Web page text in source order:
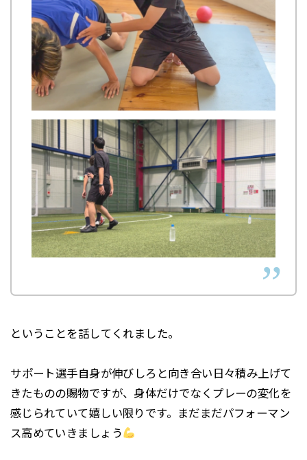
⁡ということを話してくれました。
⁡サポート選手自身が伸びしろと向き合い日々積み上げて
きたものの賜物ですが、身体だけでなくプレーの変化を
感じられていて嬉しい限りです。まだまだパフォーマン
ス高めていきましょう